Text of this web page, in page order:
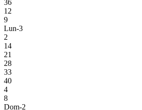
36
12
9
Lun-3
2
14
21
28
33
40
4
8
Dom-2